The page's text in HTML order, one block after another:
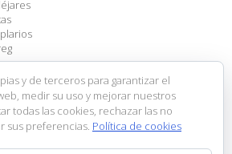
recientes
y de terceros para garantizar el
medir su uso y mejorar nuestros
todas las cookies, rechazar las no
sus preferencias. Política de cookies